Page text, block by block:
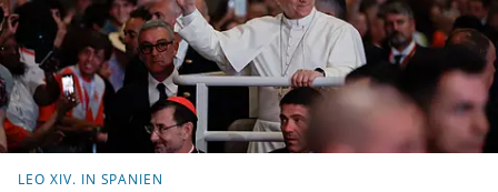
LEO XIV. IN SPANIEN